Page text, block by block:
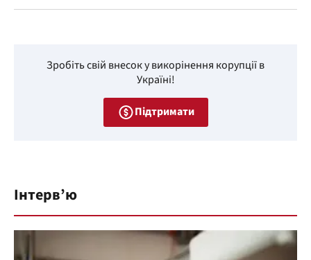
Зробіть свій внесок у викорінення корупції в
Україні!
Підтримати
Інтерв’ю